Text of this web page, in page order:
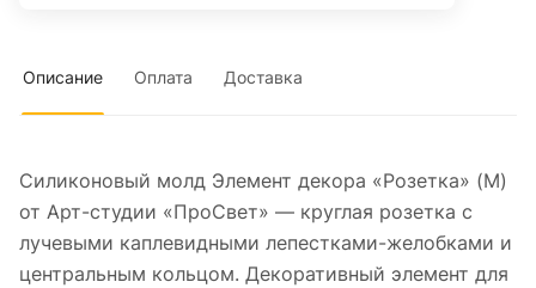
Описание Оплата Доставка
Силиконовый молд Элемент декора «Розетка» (M)
от Арт-студии «ПроСвет» — круглая розетка с
лучевыми каплевидными лепестками-желобками и
центральным кольцом. Декоративный элемент для